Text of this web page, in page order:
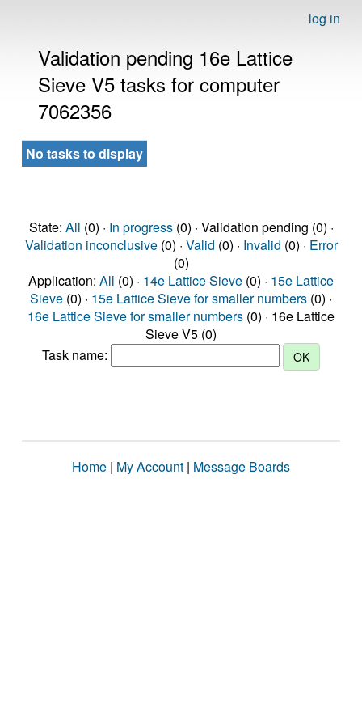
log in
Validation pending 16e Lattice
Sieve V5 tasks for computer
7062356
No tasks to display
State: All (0) · In progress(0) · Validation pending (0) ·
Validation inconclusive(0) · Valid (0) · Invalid (0) · Error
(0)
Application: All (0) · 14e Lattice Sieve (0) · 15e Lattice
Sieve (0) · 15e Lattice Sieve for smaller numbers (0) ·
16e Lattice Sieve for smaller numbers (0) · 16e Lattice
Sieve V5 (0)
Task name:
Home | My Account | Message Boards